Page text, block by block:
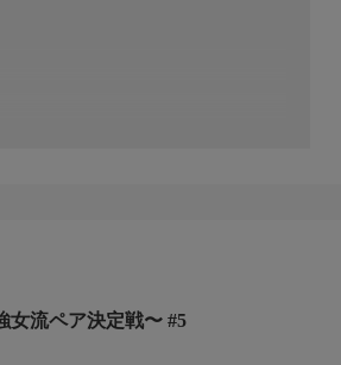
流ペア決定戦〜 #5